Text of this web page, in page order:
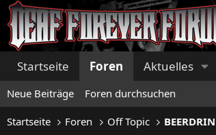
Startseite Foren Aktuelles
Neue Beiträge Foren durchsuchen
Startseite Foren Off Topic